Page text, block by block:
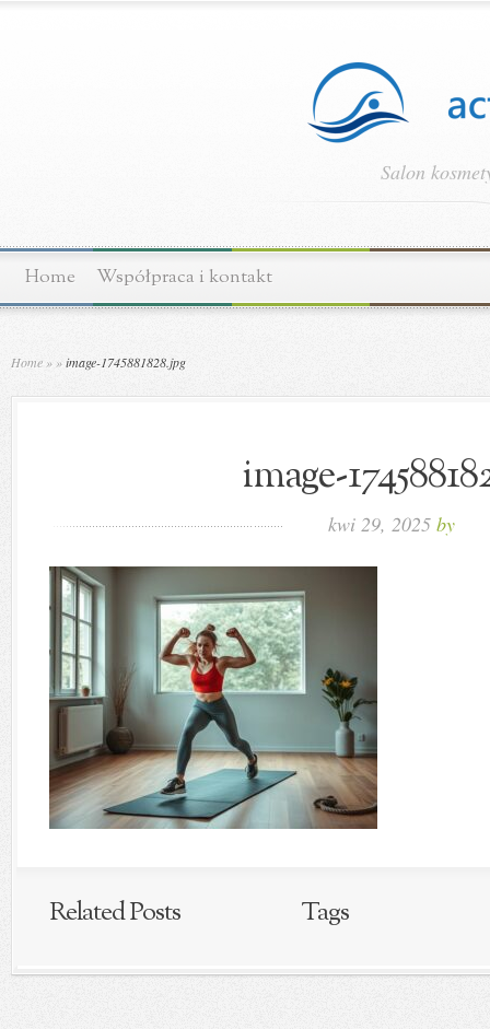
Salon
Home Współpraca i kontakt
Home » »image-1745881828.jpg
image-
kwi 29, 2025 by
Related Posts Tags